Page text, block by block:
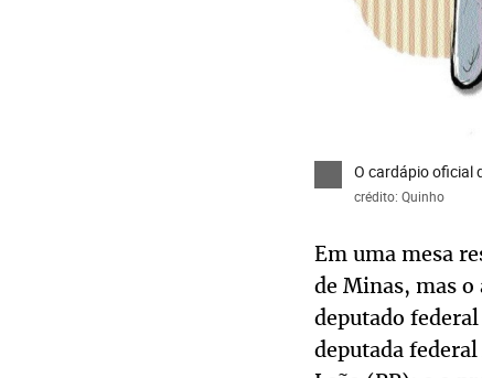
O cardápio oficial
crédito: Quinho
Em uma mesa
de Minas, mas
deputado
deputada